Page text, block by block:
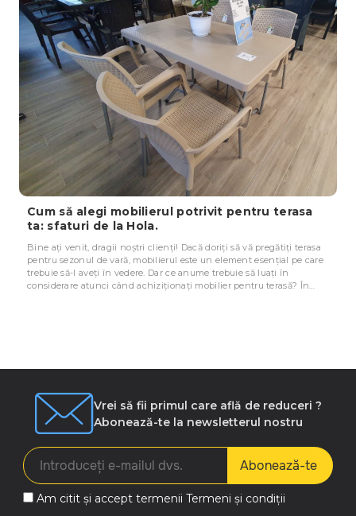
Cinci trucuri experte pentru a transforma
terasa ta într-un spațiu de relaxare perfect
Primăvara și vara sunt anotimpurile ideale pentru a petrece timpul
pe terasa ta. Dacă ai o terasă, este important să o pregătești înainte
de a începe sezonul cald. Iată câteva sfaturi pentru a-ți pregăti
Vrei să fii primul care află de reduceri ?
Abonează-te la newsletterul nostru
Abonează-te
Am citit și accept termenii Termeni și condiții